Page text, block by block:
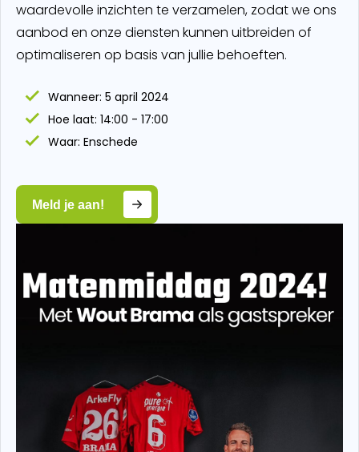
waardevolle inzichten te verzamelen, zodat we ons
aanbod en onze diensten kunnen uitbreiden of
optimaliseren op basis van jullie behoeften.
Wanneer: 5 april 2024
Hoe laat: 14:00 - 17:00
Waar: Enschede
Meld je aan!